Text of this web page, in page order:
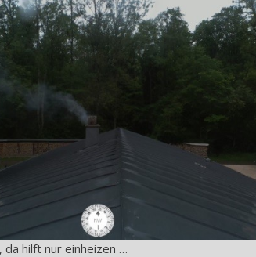
da hilft nur einheizen …